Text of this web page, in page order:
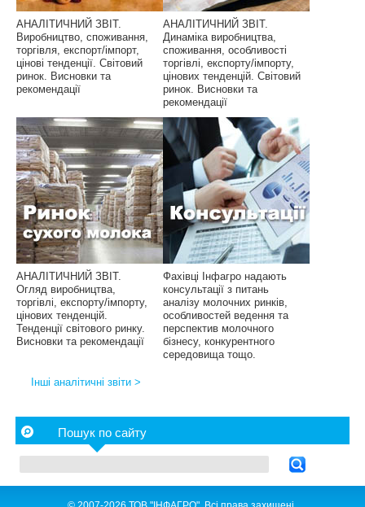
АНАЛІТИЧНИЙ ЗВІТ.
Виробництво, споживання,
торгівля, експорт/імпорт,
цінові тенденції. Світовий
ринок. Висновки та
рекомендації
АНАЛІТИЧНИЙ ЗВІТ.
Динаміка виробництва,
споживання, особливості
торгівлі, експорту/імпорту,
цінових тенденцій. Світовий
ринок. Висновки та
рекомендації
АНАЛІТИЧНИЙ ЗВІТ.
Огляд виробництва,
торгівлі, експорту/імпорту,
цінових тенденцій.
Тенденції світового ринку.
Висновки та рекомендації
Фахівці Інфагро надають
консультації з питань
аналізу молочних ринків,
особливостей ведення та
перспектив молочного
бізнесу, конкурентного
середовища тощо.
Інші аналітичні звіти >
Пошук по сайту